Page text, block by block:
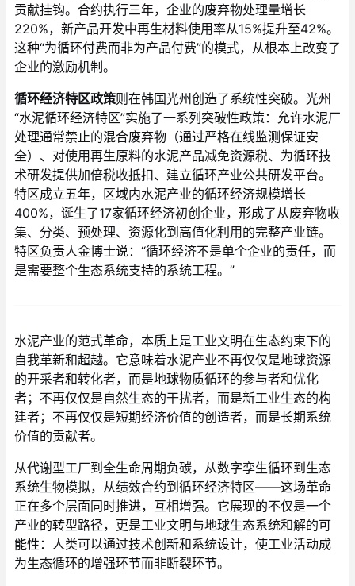
贡献挂钩。合约执行三年，企业的废弃物处理量增长
220%，新产品开发中再生材料使用率从15%提升至42%。
这种“为循环付费而非为产品付费”的模式，从根本上改变了
企业的激励机制。
循环经济特区政策则在韩国光州创造了系统性突破。光州
“水泥循环经济特区”实施了一系列突破性政策：允许水泥厂
处理通常禁止的混合废弃物（通过严格在线监测保证安
全）、对使用再生原料的水泥产品减免资源税、为循环技
术研发提供加倍税收抵扣、建立循环产业公共研发平台。
特区成立五年，区域内水泥产业的循环经济规模增长
400%，诞生了17家循环经济初创企业，形成了从废弃物收
集、分类、预处理、资源化到高值化利用的完整产业链。
特区负责人金博士说：“循环经济不是单个企业的责任，而
是需要整个生态系统支持的系统工程。”
水泥产业的范式革命，本质上是工业文明在生态约束下的
自我革新和超越。它意味着水泥产业不再仅仅是地球资源
的开采者和转化者，而是地球物质循环的参与者和优化
者；不再仅仅是自然生态的干扰者，而是新工业生态的构
建者；不再仅仅是短期经济价值的创造者，而是长期系统
价值的贡献者。
从代谢型工厂到全生命周期负碳，从数字孪生循环到生态
系统生物模拟，从绩效合约到循环经济特区——这场革命
正在多个层面同时推进，互相增强。它展现的不仅是一个
产业的转型路径，更是工业文明与地球生态系统和解的可
能性：人类可以通过技术创新和系统设计，使工业活动成
为生态循环的增强环节而非断裂环节。